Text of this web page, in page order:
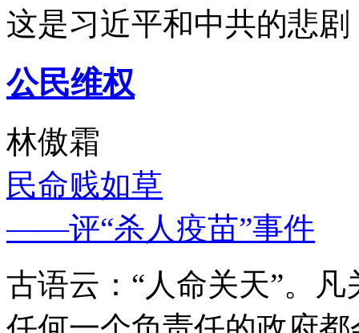
这是习近平和中共的悲
公民维权
林傲霜
民命贱如草
——评“杀人疫苗”事件
古语云：“人命关天”。